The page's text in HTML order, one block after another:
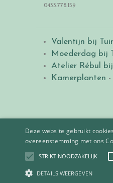
0433.778.159
Valentijn bij
Moederdag bij
Atelier Rébul
Kamerplanten -
Deze website gebruikt
overeenstemming met ons
STRIKT NOODZAKELIJK
DETAILS WEERGEVEN